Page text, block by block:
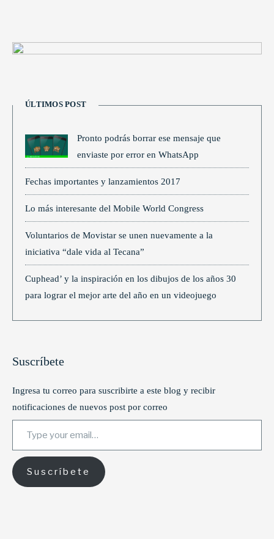
ÚLTIMOS POST
Pronto podrás borrar ese mensaje que
enviaste por error en WhatsApp
Fechas importantes y lanzamientos 2017
Lo más interesante del Mobile World Congress
Voluntarios de Movistar se unen nuevamente a la
iniciativa “dale vida al Tecana”
Cuphead’ y la inspiración en los dibujos de los años 30
para lograr el mejor arte del año en un videojuego
Suscríbete
Ingresa tu correo para suscribirte a este blog y recibir
notificaciones de nuevos post por correo
Type your email…
Suscríbete